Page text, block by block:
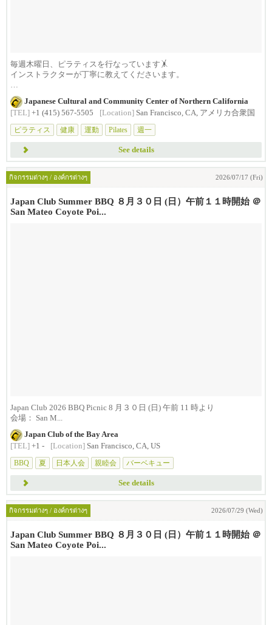
毎週木曜日、ピラティスを行なっています🤸
インストラクターが丁寧に教えてくださいます。
呼吸と連動し...
Japanese Cultural and Community Center of Northern California
[TEL] +1 (415) 567-5505 [Location] San Francisco, CA, アメリカ合衆国
ピラティス
健康 運動 Pilates 週一
See details
กิจกรรมต่างๆ / องค์กรต่างๆ 2026/07/17 (Fri)
Japan Club Summer BBQ ８月３０日 (日）午前１１時開始 ＠
San Mateo Coyote Poi...
Japan Club 2026 BBQ Picnic 8 月３０日 (日) 午前 11 時より
会場： San M...
Japan Club of the Bay Area
[TEL] +1 - [Location] San Francisco, CA, US
BBQ
夏 日本人会 親睦会 バーベキュー
See details
กิจกรรมต่างๆ / องค์กรต่างๆ 2026/07/29 (Wed)
Japan Club Summer BBQ ８月３０日 (日）午前１１時開始 ＠
San Mateo Coyote Poi...